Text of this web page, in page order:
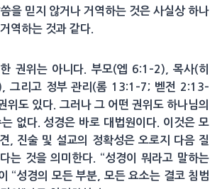
을 믿지 않거나 거역하는 것은 사실상 하나
역하는 것과 같다.
권위는 아니다. 부모(엡 6:1–2), 목사(히
그리고 정부 관리(롬 13:1–7; 벧전 2:13–
위도 있다. 그러나 그 어떤 권위도 하나님의
없다. 성경은 바로 대법원이다. 이것은 모
, 진술 및 설교의 정확성은 오로지 다음 질
는 것을 의미한다. “성경이 뭐라고 말하는
“성경의 모든 부분, 모든 요소는 결코 침범